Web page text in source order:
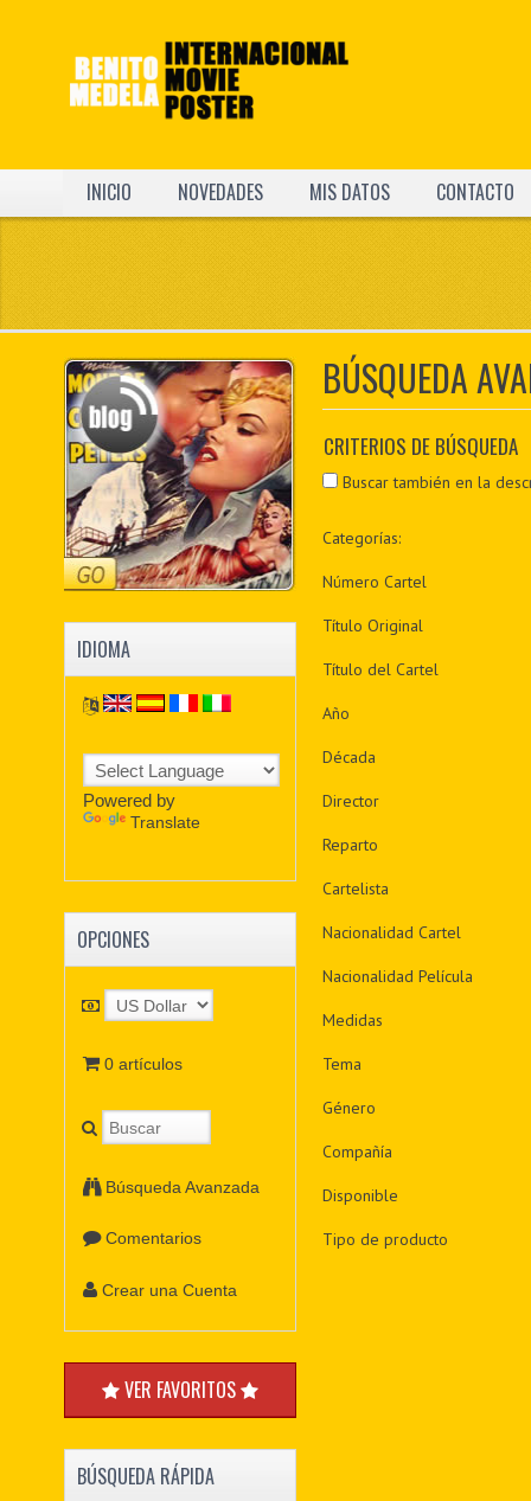
INICIO NOVEDADES MIS DATOS CONTACTO
BÚSQUEDA
CRITERIOS DE BÚSQUEDA
Buscar también en la
Categorías:
Número Cartel
Título Original
Título del Cartel
Año
Década
Director
Reparto
Cartelista
Nacionalidad Cartel
Nacionalidad Película
Medidas
Tema
Género
Compañía
Disponible
Tipo de producto
IDIOMA
Powered by
Translate
OPCIONES
0 artículos
Búsqueda Avanzada
Comentarios
Crear una Cuenta
VER FAVORITOS
BÚSQUEDA RÁPIDA